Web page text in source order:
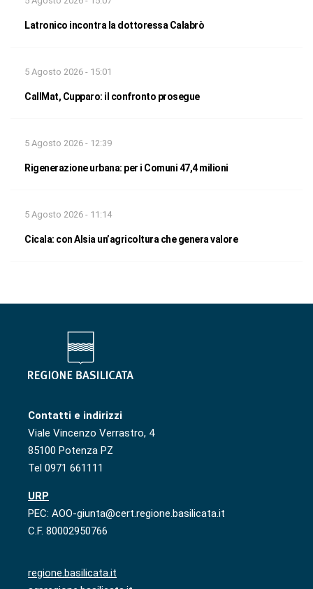
Latronico incontra la dottoressa Calabrò
5 Agosto 2026 - 15:01
CallMat, Cupparo: il confronto prosegue
5 Agosto 2026 - 12:39
Rigenerazione urbana: per i Comuni 47,4 milioni
5 Agosto 2026 - 11:14
Cicala: con Alsia un’agricoltura che genera valore
Contatti e indirizzi
Viale Vincenzo Verrastro, 4
85100 Potenza PZ
Tel 0971 661111
URP
PEC: AOO-giunta@cert.regione.basilicata.it
C.F. 80002950766
regione.basilicata.it